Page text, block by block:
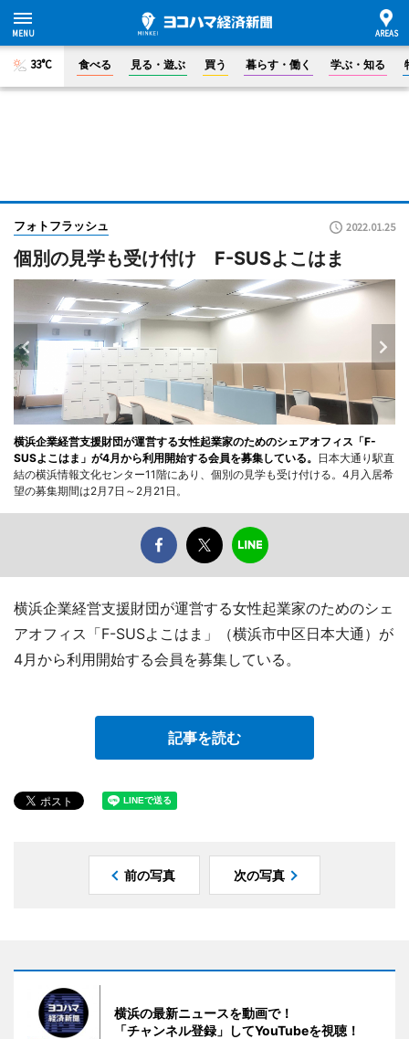
33°C 食べる 見る・遊ぶ 買う 暮らす・働く 学ぶ・知る
フォトフラッシュ 2022.01.25
個別の見学も受け付け F-SUSよこはま
横浜企業経営支援財団が運営する女性起業家のためのシェアオフィス「F-
SUSよこはま」が4月から利用開始する会員を募集している。
日本大通り駅直
結の横浜情報文化センター11階にあり、個別の見学も受け付ける。4月入居希
望の募集期間は2月7日～2月21日。
横浜企業経営支援財団が運営する女性起業家のためのシェ
アオフィス「F-SUSよこはま」（横浜市中区日本大通）が
4月から利用開始する会員を募集している。
記事を読む
前の写真 次の写真
横浜の最新ニュースを動画で！
「チャンネル登録」してYouTubeを視聴！